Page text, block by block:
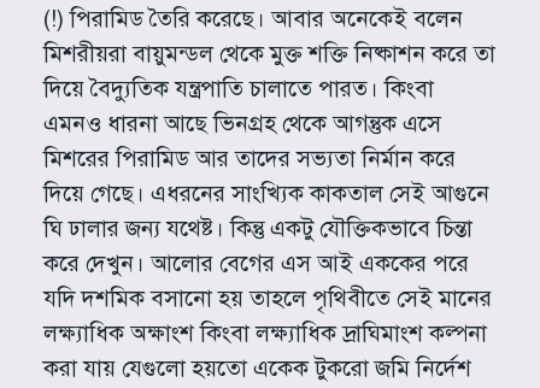
(!) পিরামিড তৈরি করেছে। আবার অনেকেই বলেন
মিশরীয়রা বায়ুমন্ডল থেকে মুক্ত শক্তি নিষ্কাশন করে তা
দিয়ে বৈদ্যুতিক যন্ত্রপাতি চালাতে পারত। কিংবা
এমনও ধারনা আছে ভিনগ্রহ থেকে আগন্তুক এসে
মিশরের পিরামিড আর তাদের সভ্যতা নির্মান করে
দিয়ে গেছে। এধরনের সাংখ্যিক কাকতাল সেই আগুনে
ঘি ঢালার জন্য যথেষ্ট। কিন্তু একটু যৌক্তিকভাবে চিন্তা
করে দেখুন। আলোর বেগের এস আই এককের পরে
যদি দশমিক বসানো হয় তাহলে পৃথিবীতে সেই মানের
লক্ষ্যাধিক অক্ষাংশ কিংবা লক্ষ্যাধিক দ্রাঘিমাংশ কল্পনা
করা যায় যেগুলো হয়তো একেক টুকরো জমি নির্দেশ